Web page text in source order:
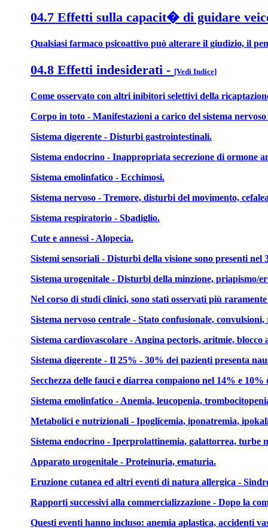
04.7 Effetti sulla capacit� di guidare
Qualsiasi farmaco psicoattivo può alterare il giudizio, il
04.8 Effetti indesiderati - [Vedi Indice]
Come osservato con altri inibitori selettivi della
Corpo in toto - Manifestazioni a carico del sistema
Sistema digerente - Disturbi gastrointestinali.
Sistema endocrino - Inappropriata secrezione di ormone
Sistema emolinfatico - Ecchimosi.
Sistema nervoso - Tremore, disturbi del movimento,
Sistema respiratorio - Sbadiglio.
Cute e annessi - Alopecia.
Sistemi sensoriali - Disturbi della visione sono presenti
Sistema urogenitale - Disturbi della minzione, priapismo/
Nel corso di studi clinici, sono stati osservati più
Sistema nervoso centrale - Stato confusionale,
Sistema cardiovascolare - Angina pectoris, aritmie,
Sistema digerente - Il 25% - 30% dei pazienti presenta
Secchezza delle fauci e diarrea compaiono nel 14% e
Sistema emolinfatico - Anemia, leucopenia,
Metabolici e nutrizionali - Ipoglicemia, iponatremia,
Sistema endocrino - Iperprolattinemia, galattorrea, turbe
Apparato urogenitale - Proteinuria, ematuria.
Eruzione cutanea ed altri eventi di natura allergica -
Rapporti successivi alla commercializzazione - Dopo la
Questi eventi hanno incluso: anemia aplastica, accidenti